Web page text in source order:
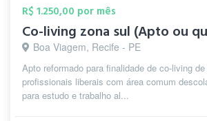
R$ 1.250,00 por mês
Co-living zona sul (Apto ou
Boa Viagem, Recife - PE
Apto reformado para finalidade de co-living
profissionais liberais com área comum
para estudo e trabalho al...